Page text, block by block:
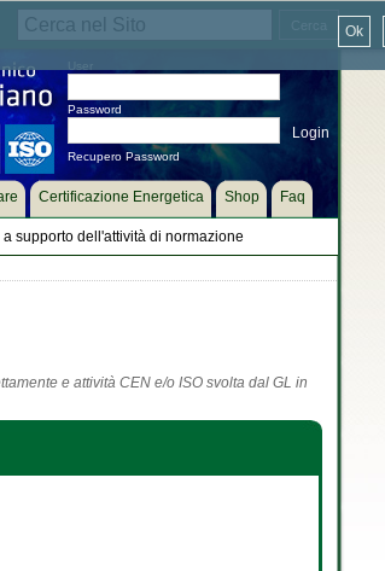
Password
Recupero Password
a supporto dell'attività di normazione
Certificazione Energetica Shop Faq
e attività CEN e/o ISO svolta dal GL in
Ok